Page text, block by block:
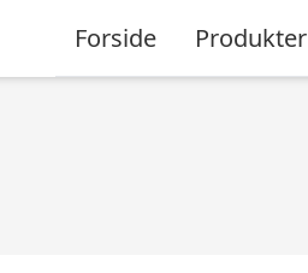
Forside Produkter